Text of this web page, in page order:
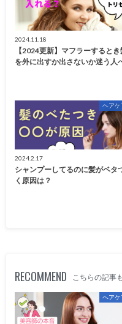
2024.11.18
【2024更新】マフラーするとき
を外に出すか出さないか迷う人
ヘアケ
2024.2.17
シャンプーしてるのに髪がベタ
く原因は？
RECOMMEND こちらの記事
ヘアケ